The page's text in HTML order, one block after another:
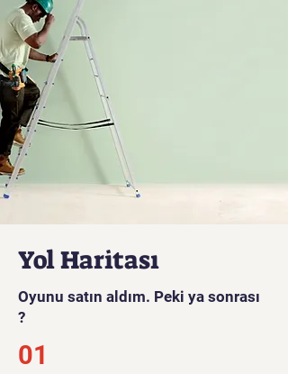
savunmadan geçmesine izin
vermemek için dokunup
sürükleyecek.
Oyun videosunu görmek için
tıklayınız
Yol Haritası
Oyunu satın aldım. Peki ya sonrası
?
01